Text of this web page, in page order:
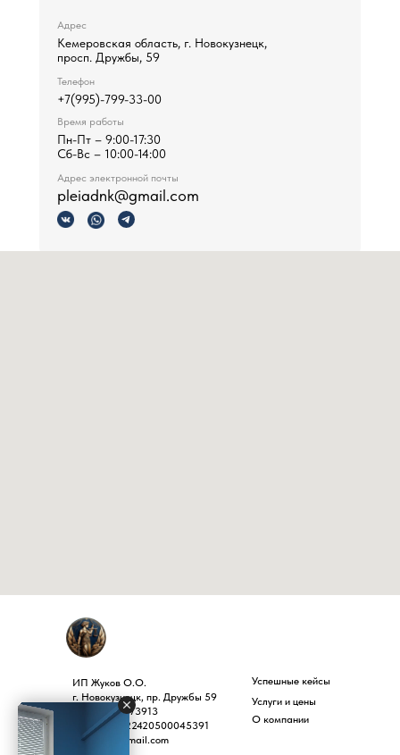
Адрес
Кемеровская область, г. Новокузнецк,
просп. Дружбы, 59
Телефон
+7(995)-799-33-00
Время работы
Пн-Пт – 9:00-17:30
Сб-Вс – 10:00-14:00
Адрес электронной почты
pleiadnk@gmail.com
О компании
Услуги и цены
ИП Жуков О.О.
г. Новокузнецк, пр. Дружбы 59
ИНН 4220073913
ОГРНИП 322420500045391
pleiadnk@gmail.com
Успешные кейсы